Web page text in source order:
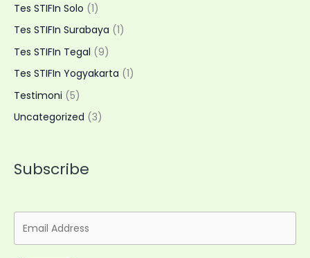
Tes STIFIn Solo (1)
Tes STIFIn Surabaya (1)
Tes STIFIn Tegal (9)
Tes STIFIn Yogyakarta (1)
Testimoni (5)
Uncategorized (3)
Subscribe